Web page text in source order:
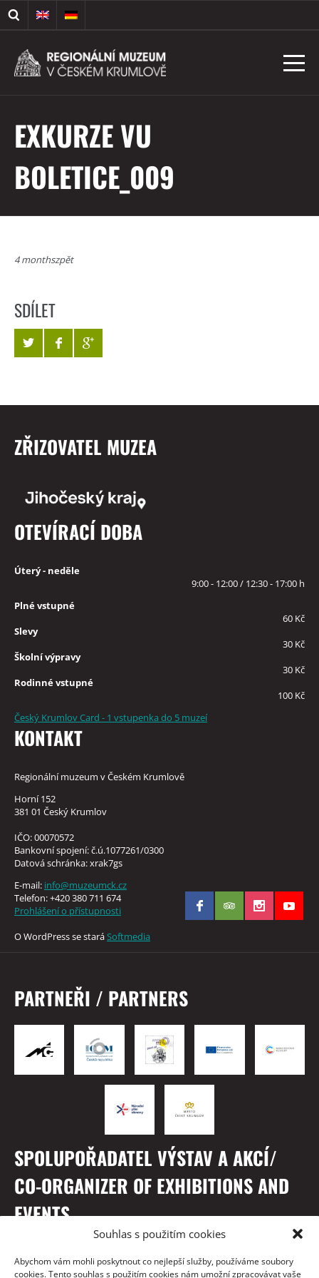
Souhlas s použitím cookies
Abychom vám mohli poskytnout co nejlepší služby, používáme soubory
cookies. Tento souhlas s použitím cookies nám umožní zpracovávat vaše
EXKURZE VU
BOLETICE_009
4 monthszpět
SDÍLET
ZŘIZOVATEL MUZEA
OTEVÍRACÍ DOBA
Úterý - neděle
9:00 - 12:00 / 12:30 - 17:00 h
Plné vstupné
60 Kč
Slevy
30 Kč
Školní výpravy
30 Kč
Rodinné vstupné
100 Kč
Český Krumlov Card - 1 vstupenka do 5 muzeí
KONTAKT
Regionální muzeum v Českém Krumlově
Horní 152
381 01 Český Krumlov
IČO: 00070572
Bankovní spojení: č.ú.1077261/0300
Datová schránka: xrak7gs
E-mail: info@muzeumck.cz
Telefon: +420 380 711 674
Prohlášení o přístupnosti
O WordPress se staráSoftmedia
PARTNEŘI / PARTNERS
SPOLUPOŘADATEL VÝSTAV A AKCÍ/
CO-ORGANIZER OF EXHIBITIONS AND
EVENTS